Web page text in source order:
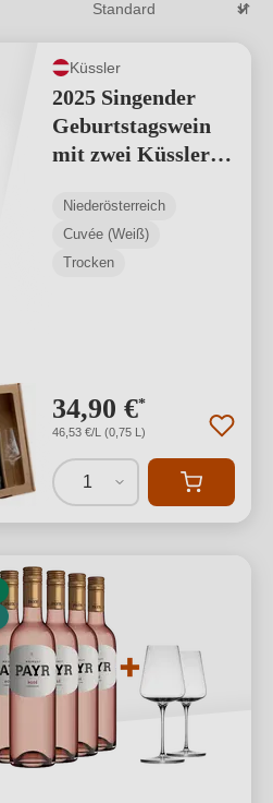
Küssler
2025 Singender
Geburtstagswein
mit zwei Küssler-
Niederösterreich
Cuvée (Weiß)
Trocken
34,90 €*
46,53 €/L (0,75 L)
1
Sternen